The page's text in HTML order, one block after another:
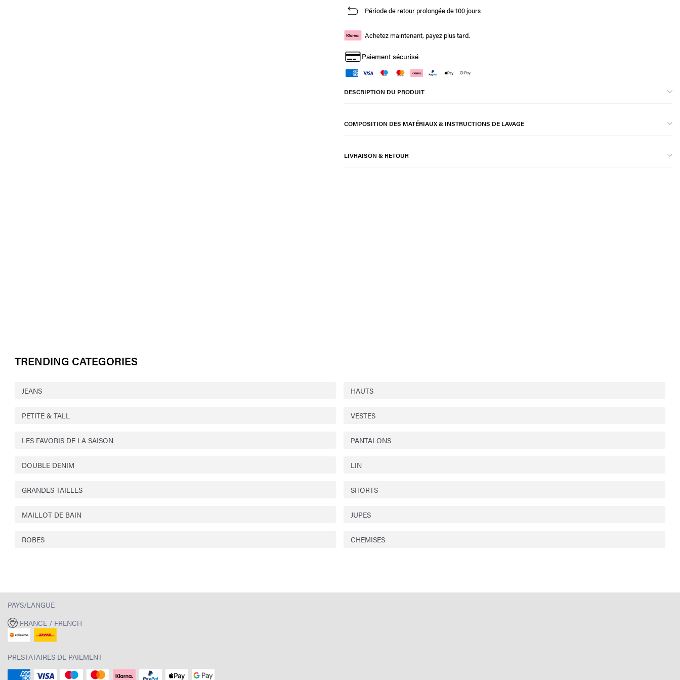
Période de retour prolongée de 100 jours
Achetez maintenant, payez plus tard.
Paiement sécurisé
DESCRIPTION DU PRODUIT
COMPOSITION DES MATÉRIAUX & INSTRUCTIONS DE LAVAGE
LIVRAISON & RETOUR
TRENDING CATEGORIES
JEANS HAUTS
PETITE & TALL VESTES
LES FAVORIS DE LA SAISON PANTALONS
DOUBLE DENIM LIN
GRANDES TAILLES SHORTS
MAILLOT DE BAIN JUPES
ROBES CHEMISES
PAYS/LANGUE
FRANCE / FRENCH
PRESTATAIRES DE PAIEMENT